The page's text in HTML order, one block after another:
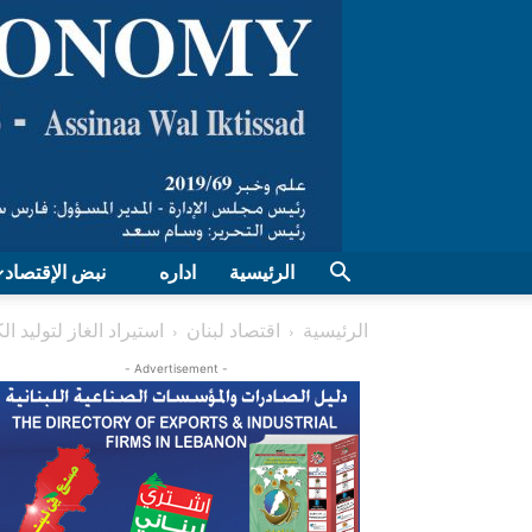
نبض الإقتصاد اداره الرئيسية
الرئيسية اقتصاد لبنان
استيراد الغاز
- Advertisement -